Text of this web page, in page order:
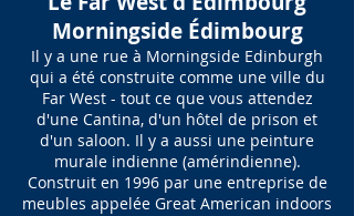
Morningside Édimbourg
Il y a une rue à Morningside Edinburgh
qui a été construite comme une ville du
Far West - tout ce que vous attendez
d'une Cantina, d'un hôtel de prison et
d'un saloon. Il y a aussi une peinture
murale indienne (amérindienne).
Construit en 1996 par une entreprise de
meubles appelée Great American indoors